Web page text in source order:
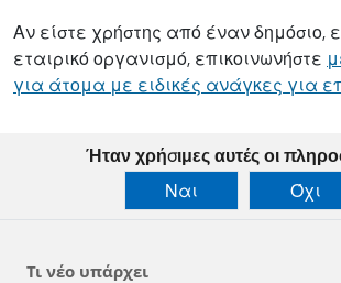
Αν είστε χρήστης από έναν δημόσιο,
εταιρικό οργανισμό, επικοινωνήστε
για άτομα με ειδικές ανάγκες για
Ήταν χρήσιμες αυτές οι
Ναι
Όχι
Τι νέο υπάρχει